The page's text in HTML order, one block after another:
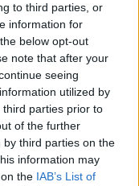
to third parties, or
information for
below opt-out
note that after your
seeing
utilized by
parties prior to
of the further
third parties on the
information may
the IAB’s List of
krympt men fylls
Vi provkör.